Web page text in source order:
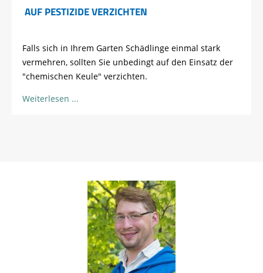
AUF PESTIZIDE VERZICHTEN
Falls sich in Ihrem Garten Schädlinge einmal stark
vermehren, sollten Sie unbedingt auf den Einsatz der
"chemischen Keule" verzichten.
Weiterlesen